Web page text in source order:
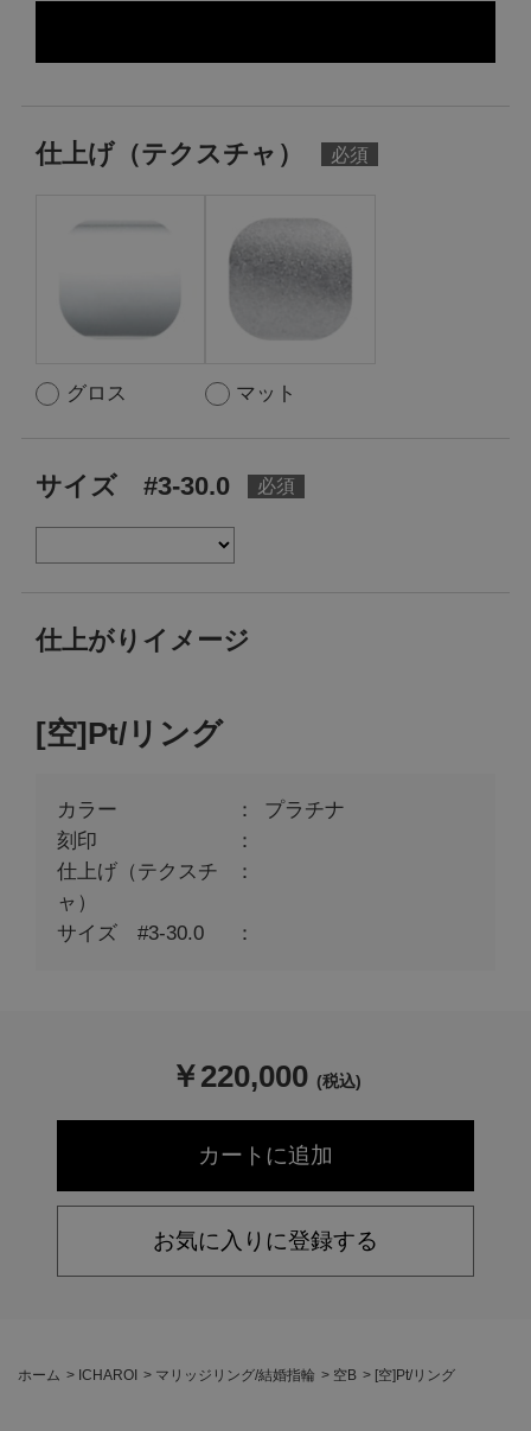
仕上げ（テクスチャ）
グロス マット
サイズ #3-30.0
仕上がりイメージ
[空]Pt/リング
カラー
プラチナ
刻印
仕上げ（テクスチ
ャ）
サイズ #3-30.0
￥220,000 (税込)
お気に入りに登録する
ホーム > ICHAROI > マリッジリング/結婚指輪 > 空B > [空]Pt/リング